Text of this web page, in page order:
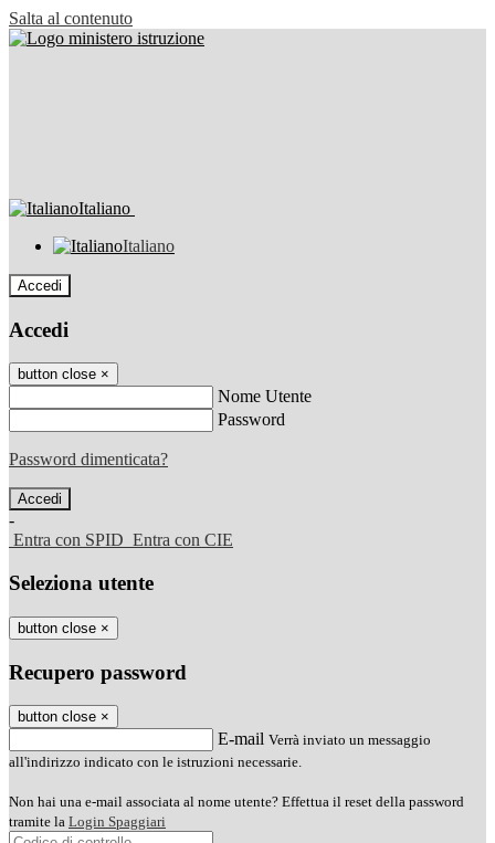
Salta al contenuto
Italiano
Italiano
Accedi
Accedi
button close ×
Nome Utente
Password
Password dimenticata?
-
Entra con SPID Entra con CIE
Seleziona utente
button close ×
Recupero password
button close ×
E-mail Verrà inviato un messaggio
all'indirizzo indicato con le istruzioni necessarie.
Non hai una e-mail associata al nome utente? Effettua il reset della password
tramite la Login Spaggiari